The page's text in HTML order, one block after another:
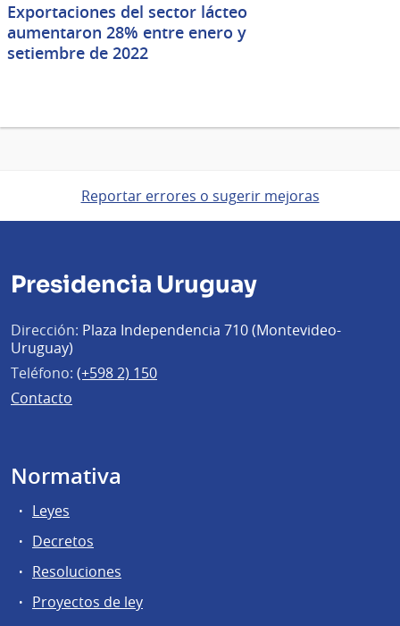
Exportaciones del sector lácteo
aumentaron 28% entre enero y
setiembre de 2022
Reportar errores o sugerir mejoras
Presidencia Uruguay
Dirección: Plaza Independencia 710 (Montevideo-
Uruguay)
Teléfono: (+598 2) 150
Contacto
Normativa
Leyes
Decretos
Resoluciones
Proyectos de ley